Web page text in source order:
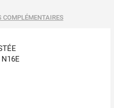
COMPLÉMENTAIRES